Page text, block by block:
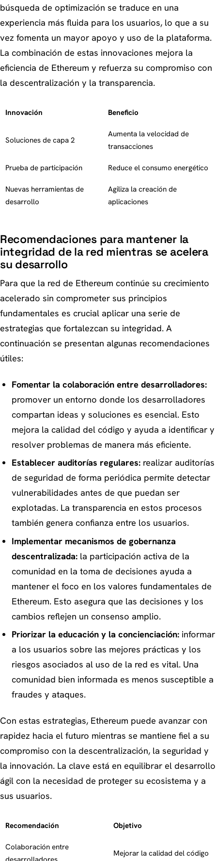
búsqueda de optimización se traduce en una
experiencia más fluida para los usuarios, lo que a su
vez fomenta un mayor apoyo y uso de la plataforma.
La combinación de estas innovaciones mejora la
eficiencia de Ethereum y refuerza su compromiso con
la descentralización y la transparencia.
Innovación Beneficio
Soluciones de capa 2
Aumenta la velocidad de
transacciones
Prueba de participación Reduce el consumo energético
Nuevas herramientas de
desarrollo
Agiliza la creación de
aplicaciones
Recomendaciones para mantener la
integridad de la red mientras se acelera
su desarrollo
Para que la red de Ethereum continúe su crecimiento
acelerado sin comprometer sus principios
fundamentales es crucial aplicar una serie de
estrategias que fortalezcan su integridad. A
continuación se presentan algunas recomendaciones
útiles:
Fomentar la colaboración entre desarrolladores:
promover un entorno donde los desarrolladores
compartan ideas y soluciones es esencial. Esto
mejora la calidad del código y ayuda a identificar y
resolver problemas de manera más eficiente.
Establecer auditorías regulares:realizar auditorías
de seguridad de forma periódica permite detectar
vulnerabilidades antes de que puedan ser
explotadas. La transparencia en estos procesos
también genera confianza entre los usuarios.
Implementar mecanismos de gobernanza
descentralizada:la participación activa de la
comunidad en la toma de decisiones ayuda a
mantener el foco en los valores fundamentales de
Ethereum. Esto asegura que las decisiones y los
cambios reflejen un consenso amplio.
Priorizar la educación y la concienciación:informar
a los usuarios sobre las mejores prácticas y los
riesgos asociados al uso de la red es vital. Una
comunidad bien informada es menos susceptible a
fraudes y ataques.
Con estas estrategias, Ethereum puede avanzar con
rapidez hacia el futuro mientras se mantiene fiel a su
compromiso con la descentralización, la seguridad y
la innovación. La clave está en equilibrar el desarrollo
ágil con la necesidad de proteger su ecosistema y a
sus usuarios.
Recomendación Objetivo
Colaboración entre
Mejorar la calidad del código